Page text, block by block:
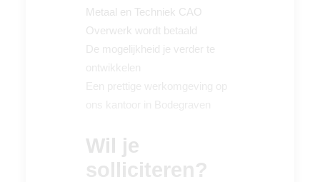
Metaal en Techniek CAO
Overwerk wordt betaald
De mogelijkheid je verder te
Wil je
solliciteren?